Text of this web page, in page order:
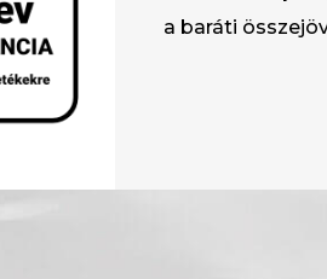
a baráti